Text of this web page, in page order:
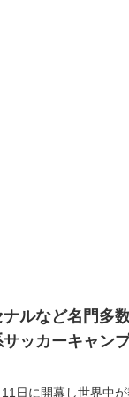
ルなど名門多数
ッカーキャン
日に開幕し世界中が